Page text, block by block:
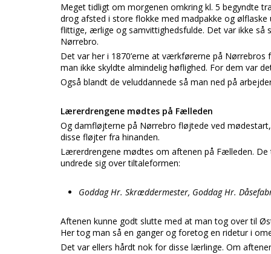
Meget tidligt om morgenen omkring kl. 5 begyndte
drog afsted i store flokke med madpakke og
flittige, ærlige og samvittighedsfulde. Det var ikke
Nørrebro.
Det var her i 1870’erne at værkførerne på
man ikke skyldte almindelig høflighed. For dem var
Også blandt de veluddannede så man ned på
Lærerdrengene mødtes på Fælleden
Og damfløjterne på Nørrebro fløjtede ved
disse fløjter fra hinanden.
Lærerdrengene mødtes om aftenen på Fælleden.
undrede sig over tiltaleformen:
Goddag Hr. Skræddermester, Goddag Hr.
Aftenen kunne godt slutte med at man tog over til
Her tog man så en ganger og foretog en ridetur i
Det var ellers hårdt nok for disse lærlinge. Om